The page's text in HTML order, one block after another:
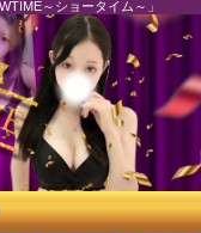
～ショータイム～」